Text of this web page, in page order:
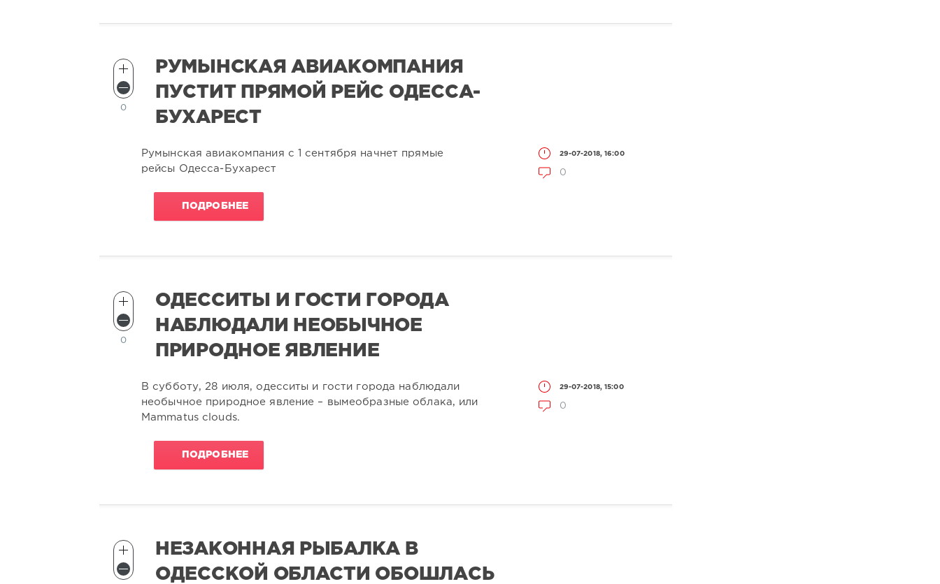
РУМЫНСКАЯ АВИАКОМПАНИЯ
ПУСТИТ ПРЯМОЙ РЕЙС ОДЕССА-
БУХАРЕСТ
29-07-2018, 16:00
0
0
Румынская авиакомпания с 1 сентября начнет прямые
рейсы Одесса-Бухарест
ПОДРОБНЕЕ
ОДЕССИТЫ И ГОСТИ ГОРОДА
НАБЛЮДАЛИ НЕОБЫЧНОЕ
ПРИРОДНОЕ ЯВЛЕНИЕ
29-07-2018, 15:00
0
0
В субботу, 28 июля, одесситы и гости города наблюдали
необычное природное явление – вымеобразные облака, или
Mammatus clouds.
ПОДРОБНЕЕ
НЕЗАКОННАЯ РЫБАЛКА В
ОДЕССКОЙ ОБЛАСТИ ОБОШЛАСЬ